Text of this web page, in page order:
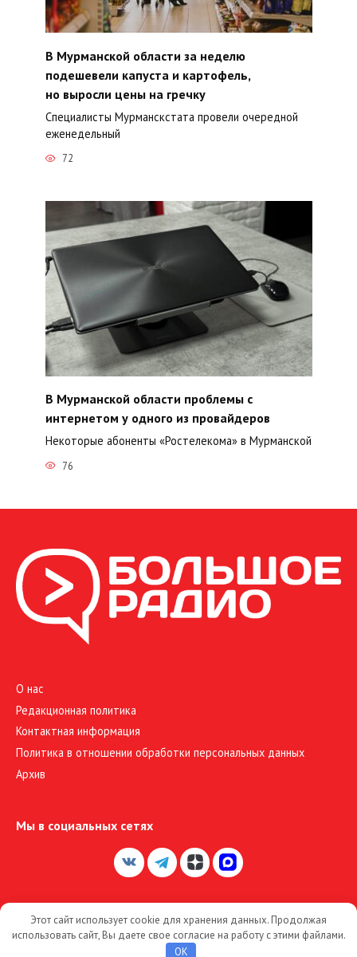
В Мурманской области за неделю
подешевели капуста и картофель,
но выросли цены на гречку
Специалисты Мурманскстата провели очередной
еженедельный
72
В Мурманской области проблемы с
интернетом у одного из провайдеров
Некоторые абоненты «Ростелекома» в Мурманской
76
О нас
Редакционная политика
Контактная информация
Политика в отношении обработки персональных данных
Архив
Мы в социальных сетях
© 2026 Большое Радио
Этот сайт использует cookie для хранения данных. Продолжая
использовать сайт, Вы даете свое согласие на работу с этими файлами.
OK